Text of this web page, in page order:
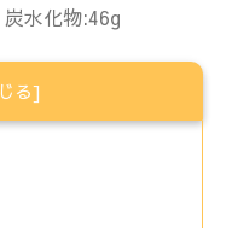
水化物:46g